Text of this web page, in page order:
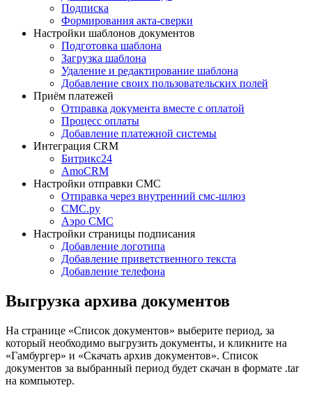
Подписка
Формирования акта-сверки
Настройки шаблонов документов
Подготовка шаблона
Загрузка шаблона
Удаление и редактирование шаблона
Добавление своих пользовательских полей
Приём платежей
Отправка документа вместе с оплатой
Процесс оплаты
Добавление платежной системы
Интеграция CRM
Битрикс24
AmoCRM
Настройки отправки СМС
Отправка через внутренний смс-шлюз
СМС.ру
Аэро СМС
Настройки страницы подписания
Добавление логотипа
Добавление приветственного текста
Добавление телефона
Выгрузка архива документов
На странице «Список документов» выберите период, за
который необходимо выгрузить документы, и кликните на
«Гамбургер» и «Скачать архив документов». Список
документов за выбранный период будет скачан в формате .tar
на компьютер.